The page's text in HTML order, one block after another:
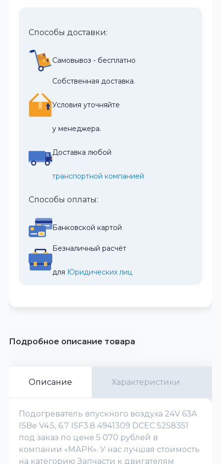
Способы доставки:
Самовывоз - бесплатно
Собственная доставка.
Условия уточняйте
у менеджера.
Доставка любой
транспортной компанией
Способы оплаты:
Банковской картой
Безналичный расчёт
для Юридических лиц
Подробное описание товара
Описание Характеристики
Подогреватель впускного воздуха 24V 63A
ISBe V4.5, 6.7 ISF3.8 4941309 DCEC 5258351
под заказ по цене 5 070 рублей в
компании «МАРК». У нас лучшая стоимость
на категорию Запчасти к двигателям